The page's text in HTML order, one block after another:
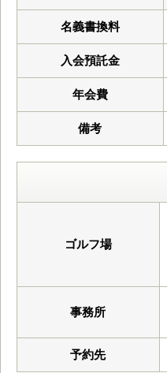
名義書換料
入会預託金
年会費
備考
ゴルフ場
事務所
予約先